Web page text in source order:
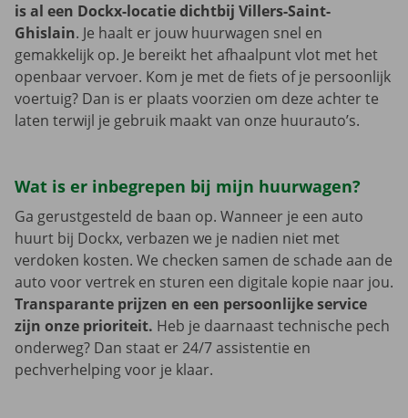
is al een Dockx-locatie dichtbij Villers-Saint-
Ghislain. Je haalt er jouw huurwagen snel en
gemakkelijk op. Je bereikt het afhaalpunt vlot met het
openbaar vervoer. Kom je met de fiets of je persoonlijk
voertuig? Dan is er plaats voorzien om deze achter te
laten terwijl je gebruik maakt van onze huurauto’s.
Wat is er inbegrepen bij mijn huurwagen?
Ga gerustgesteld de baan op. Wanneer je een auto
huurt bij Dockx, verbazen we je nadien niet met
verdoken kosten. We checken samen de schade aan de
auto voor vertrek en sturen een digitale kopie naar jou.
Transparante prijzen en een persoonlijke service
zijn onze prioriteit. Heb je daarnaast technische pech
onderweg? Dan staat er 24/7 assistentie en
pechverhelping voor je klaar.